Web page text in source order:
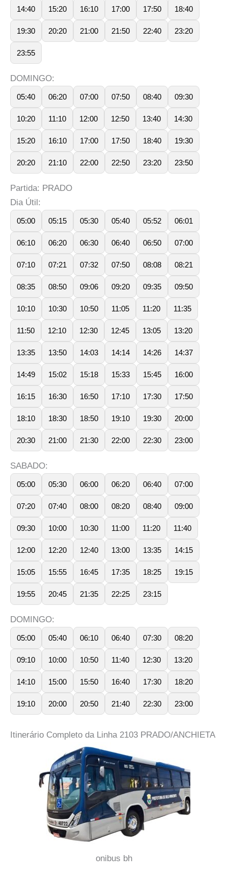
14:40 15:20 16:10 17:00 17:50 18:40
19:30 20:20 21:00 21:50 22:40 23:20
23:55
DOMINGO:
05:40 06:20 07:00 07:50 08:40 09:30
10:20 11:10 12:00 12:50 13:40 14:30
15:20 16:10 17:00 17:50 18:40 19:30
20:20 21:10 22:00 22:50 23:20 23:50
Partida: PRADO
Dia Útil:
05:00 05:15 05:30 05:40 05:52 06:01
06:10 06:20 06:30 06:40 06:50 07:00
07:10 07:21 07:32 07:50 08:08 08:21
08:35 08:50 09:06 09:20 09:35 09:50
10:10 10:30 10:50 11:05 11:20 11:35
11:50 12:10 12:30 12:45 13:05 13:20
13:35 13:50 14:03 14:14 14:26 14:37
14:49 15:02 15:18 15:33 15:45 16:00
16:15 16:30 16:50 17:10 17:30 17:50
18:10 18:30 18:50 19:10 19:30 20:00
20:30 21:00 21:30 22:00 22:30 23:00
SABADO:
05:00 05:30 06:00 06:20 06:40 07:00
07:20 07:40 08:00 08:20 08:40 09:00
09:30 10:00 10:30 11:00 11:20 11:40
12:00 12:20 12:40 13:00 13:35 14:15
15:05 15:55 16:45 17:35 18:25 19:15
19:55 20:45 21:35 22:25 23:15
DOMINGO:
05:00 05:40 06:10 06:40 07:30 08:20
09:10 10:00 10:50 11:40 12:30 13:20
14:10 15:00 15:50 16:40 17:30 18:20
19:10 20:00 20:50 21:40 22:30 23:00
Itinerário Completo da Linha 2103 PRADO/ANCHIETA
onibus bh